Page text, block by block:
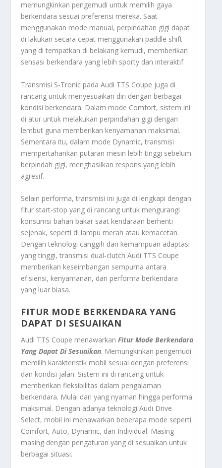
memungkinkan pengemudi untuk memilih gaya
berkendara sesuai preferensi mereka. Saat
menggunakan mode manual, perpindahan gigi dapat
di lakukan secara cepat menggunakan paddle shift
yang di tempatkan di belakang kemudi, memberikan
sensasi berkendara yang lebih sporty dan interaktif.
Transmisi S-Tronic pada Audi TTS Coupe juga di
rancang untuk menyesuaikan diri dengan berbagai
kondisi berkendara. Dalam mode Comfort, sistem ini
di atur untuk melakukan perpindahan gigi dengan
lembut guna memberikan kenyamanan maksimal.
Sementara itu, dalam mode Dynamic, transmisi
mempertahankan putaran mesin lebih tinggi sebelum
berpindah gigi, menghasilkan respons yang lebih
agresif.
Selain performa, transmisi ini juga di lengkapi dengan
fitur start-stop yang di rancang untuk mengurangi
konsumsi bahan bakar saat kendaraan berhenti
sejenak, seperti di lampu merah atau kemacetan.
Dengan teknologi canggih dan kemampuan adaptasi
yang tinggi, transmisi dual-clutch Audi TTS Coupe
memberikan keseimbangan sempurna antara
efisiensi, kenyamanan, dan performa berkendara
yang luar biasa.
FITUR MODE BERKENDARA YANG
DAPAT DI SESUAIKAN
Audi TTS Coupe menawarkanFitur Mode Berkendara
Yang Dapat Di Sesuaikan. Memungkinkan pengemudi
memilih karakteristik mobil sesuai dengan preferensi
dan kondisi jalan. Sistem ini di rancang untuk
memberikan fleksibilitas dalam pengalaman
berkendara. Mulai dari yang nyaman hingga performa
maksimal. Dengan adanya teknologi Audi Drive
Select, mobil ini menawarkan beberapa mode seperti
Comfort, Auto, Dynamic, dan Individual. Masing-
masing dengan pengaturan yang di sesuaikan untuk
berbagai situasi.